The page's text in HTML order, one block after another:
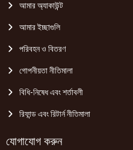
আমার অ্যাকাউন্ট
আমার ইচ্ছাগুলি
পরিবহন ও বিতরণ
গোপনীয়তা নীতিমালা
বিধি-নিষেধ এবং শর্তাবলী
রিফান্ড এবং রিটার্ন নীতিমালা
যোগাযোগ করুন